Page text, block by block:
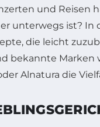
und Reisen
unterwegs ist?
die leicht
bekannte Marken
Alnatura die